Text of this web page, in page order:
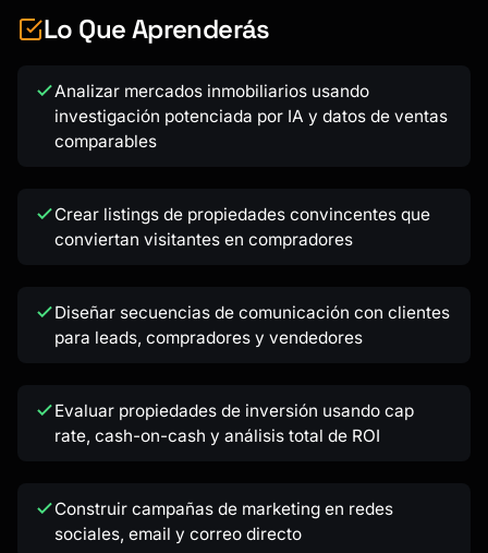
Lo Que Aprenderás
Analizar mercados inmobiliarios usando
investigación potenciada por IA y datos de ventas
comparables
Crear listings de propiedades convincentes que
conviertan visitantes en compradores
Diseñar secuencias de comunicación con clientes
para leads, compradores y vendedores
Evaluar propiedades de inversión usando cap
rate, cash-on-cash y análisis total de ROI
Construir campañas de marketing en redes
sociales, email y correo directo